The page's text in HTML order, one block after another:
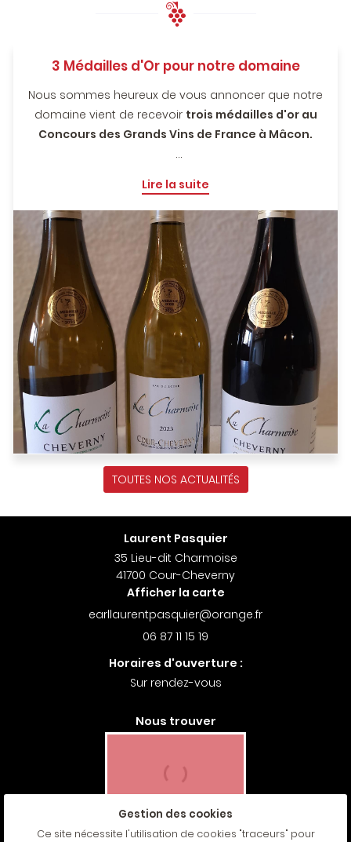
3 Médailles d'Or pour notre domaine
Nous sommes heureux de vous annoncer que notre
domaine vient de recevoir trois médailles d'or au
Concours des Grands Vins de France à Mâcon.
AOC Cour-Cheverny 2023
•AOC Cheverny Rouge Vieilles-Vignes 2023
Une belle reconnaissance de la qualité de notre
travail que nous souhaitons partager avec vous !
Lire la suite
TOUTES NOS ACTUALITÉS
Laurent Pasquier
35 Lieu-dit Charmoise
41700 Cour-Cheverny
Afficher la carte
06 87 11 15 19
Horaires d'ouverture :
Sur rendez-vous
Nous trouver
Gestion des cookies
Ce site nécessite l'utilisation de cookies "traceurs" pour